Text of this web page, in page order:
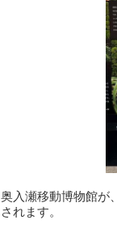
奥入瀬移動博物館が
されます。